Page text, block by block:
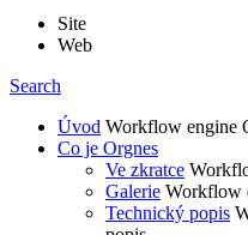
Site
Web
Search
Úvod Workflow engine
Co je Orgnes
Ve zkratce
Galerie Workflow
Technický popis